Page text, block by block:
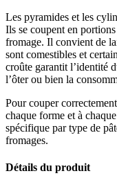
Les pyramides et les
Ils se coupent en
fromage. Il convient de
sont comestibles et
croûte garantit l’identité
l’ôter ou bien la
Pour couper
chaque forme et à
spécifique par type de
fromages.
Détails du produit